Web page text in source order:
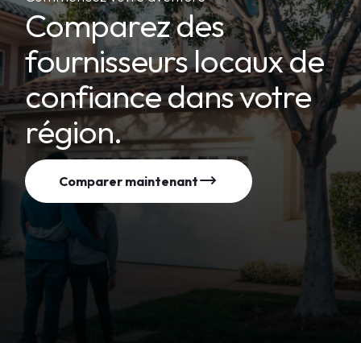
Comparez des
fournisseurs locaux de
confiance dans votre
région.
Comparer maintenant